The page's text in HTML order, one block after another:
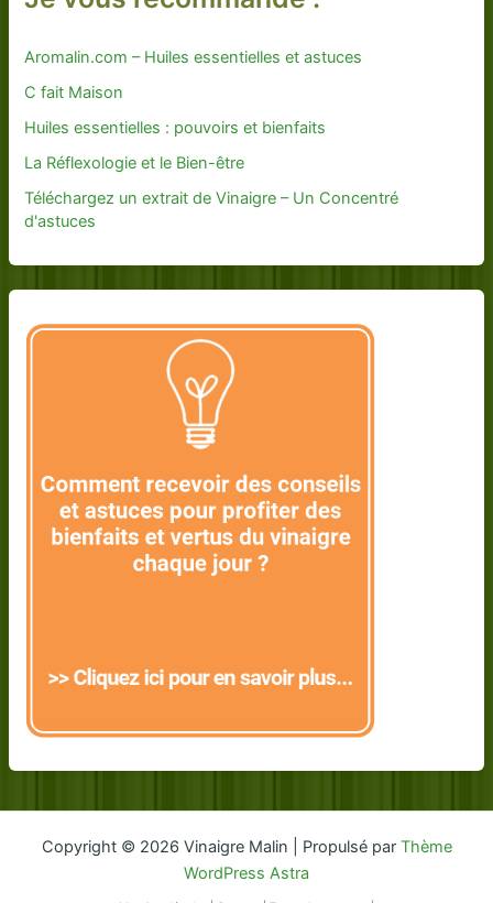
Aromalin.com – Huiles essentielles et astuces
C fait Maison
Huiles essentielles : pouvoirs et bienfaits
La Réflexologie et le Bien-être
Téléchargez un extrait de Vinaigre – Un Concentré
d'astuces
Copyright © 2026 Vinaigre Malin | Propulsé par Thème
WordPress Astra